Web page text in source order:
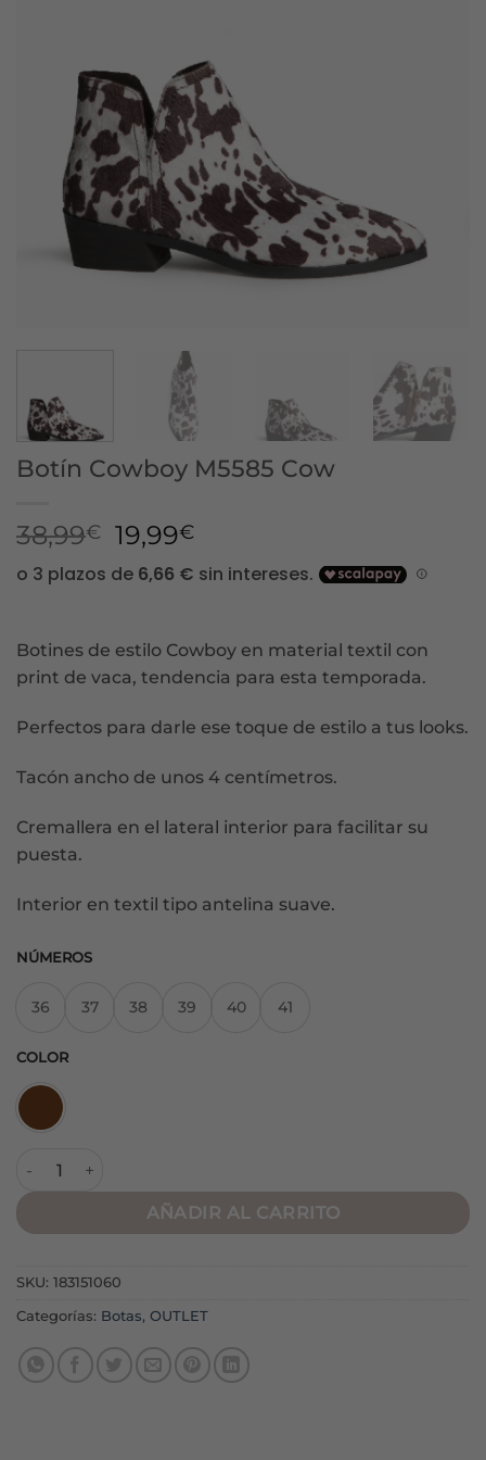
Botín Cowboy M5585 Cow
38,99€
El
precio
original
38,99€.
19,99€El
precio
actual
19,99€.
Botines de estilo Cowboy en material textil con
print de vaca, tendencia para esta temporada.
Perfectos para darle ese toque de estilo a tus looks.
Tacón ancho de unos 4 centímetros.
Cremallera en el lateral interior para facilitar su
puesta.
Interior en textil tipo antelina suave.
NÚMEROS
36 37 38 39 40 41
COLOR
AÑADIR AL CARRITO
SKU: 183151060
Categorías: Botas, OUTLET